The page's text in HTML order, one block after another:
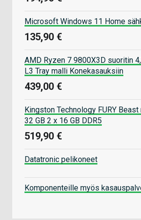
Microsoft Windows 11 Home
135,90 €
AMD Ryzen 7 9800X3D suoritin
L3 Tray malli Konekasauksiin
439,00 €
Kingston Technology FURY
32 GB 2 x 16 GB DDR5
519,90 €
Datatronic pelikoneet
Komponenteille myös